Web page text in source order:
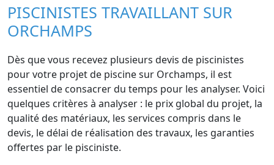
PISCINISTES TRAVAILLANT SUR
ORCHAMPS
Dès que vous recevez plusieurs devis de piscinistes
pour votre projet de piscine sur Orchamps, il est
essentiel de consacrer du temps pour les analyser. Voici
quelques critères à analyser : le prix global du projet, la
qualité des matériaux, les services compris dans le
devis, le délai de réalisation des travaux, les garanties
offertes par le pisciniste.